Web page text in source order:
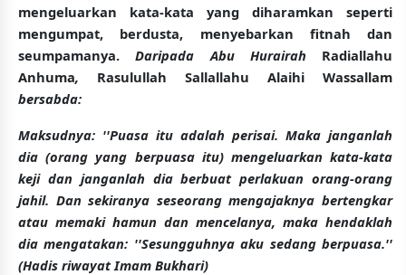
mengeluarkan kata-kata yang diharamkan seperti
mengumpat, berdusta, menyebarkan fitnah dan
seumpamanya.Daripada Abu Hurairah Radiallahu
Anhuma, Rasulullah Sallallahu Alaihi Wassallam
bersabda:
Maksudnya: ''Puasa itu adalah perisai. Maka janganlah
dia (orang yang berpuasa itu) mengeluarkan kata-kata
keji dan janganlah dia berbuat perlakuan orang-orang
jahil. Dan sekiranya seseorang mengajaknya bertengkar
atau memaki hamun dan mencelanya, maka hendaklah
dia mengatakan: ''Sesungguhnya aku sedang berpuasa.''
(Hadis riwayat Imam Bukhari)